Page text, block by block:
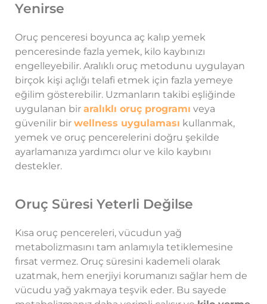
Yenirse
Oruç penceresi boyunca aç kalıp yemek
penceresinde fazla yemek, kilo kaybınızı
engelleyebilir. Aralıklı oruç metodunu uygulayan
birçok kişi açlığı telafi etmek için fazla yemeye
eğilim gösterebilir. Uzmanların takibi eşliğinde
uygulanan bir aralıklı oruç programı veya
güvenilir bir wellness uygulaması kullanmak,
yemek ve oruç pencerelerini doğru şekilde
ayarlamanıza yardımcı olur ve kilo kaybını
destekler.
Oruç Süresi Yeterli Değilse
Kısa oruç pencereleri, vücudun yağ
metabolizmasını tam anlamıyla tetiklemesine
fırsat vermez. Oruç süresini kademeli olarak
uzatmak, hem enerjiyi korumanızı sağlar hem de
vücudu yağ yakmaya teşvik eder. Bu sayede